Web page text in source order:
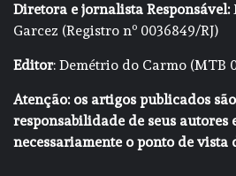
Diretora e jornalista Responsável:
Garcez (Registro nº 0036849/RJ)
Editor: Demétrio do Carmo (MTB
Atenção: os artigos publicados
responsabilidade de seus autores
necessariamente o ponto de vista